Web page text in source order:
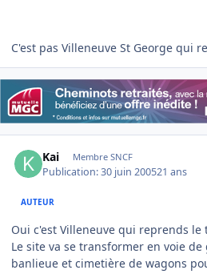
C'est pas Villeneuve St George qui
Kai Membre SNCF
Publication:30 juin 200521 ans
AUTEUR
Oui c'est Villeneuve qui reprends le
Le site va se transformer en voie
banlieue et cimetière de wagons